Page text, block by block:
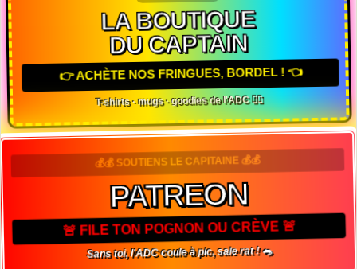
LA BOUTIQUE
DU CAPTAIN
👉 ACHÈTE NOS FRINGUES, BORDEL ! 👈
T-shirts · mugs · goodies de l'ADC 🏴‍☠️
💰💰 SOUTIENS LE CAPITAINE 💰💰
PATREON
🚨 FILE TON POGNON OU CRÈVE 🚨
Sans toi, l'ADC coule à pic, sale rat ! 🐀